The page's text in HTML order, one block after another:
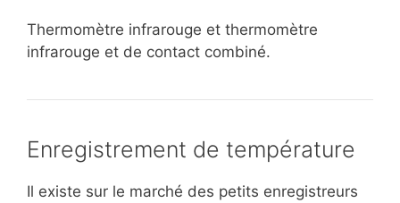
Thermomètre infrarouge et thermomètre
infrarouge et de contact combiné.
Enregistrement de température
Il existe sur le marché des petits enregistreurs